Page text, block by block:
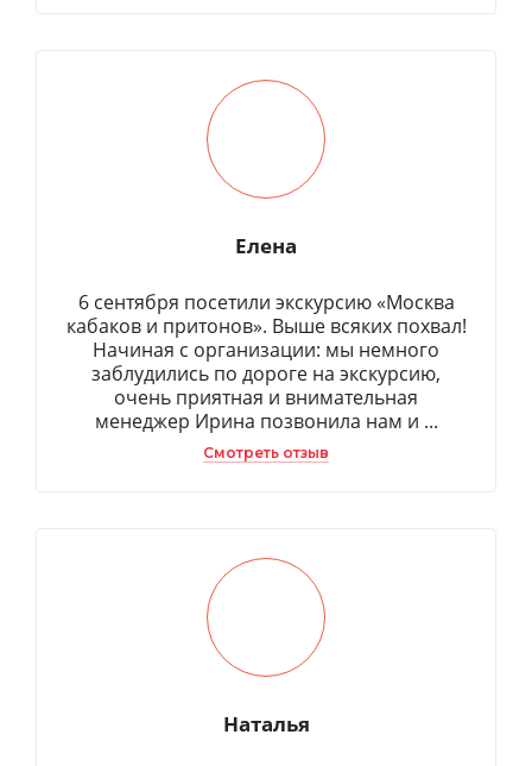
Елена
6 сентября посетили экскурсию «Москва
кабаков и притонов». Выше всяких похвал!
Начиная с организации: мы немного
заблудились по дороге на экскурсию,
очень приятная и внимательная
менеджер Ирина позвонила нам и ...
Смотреть отзыв
Наталья